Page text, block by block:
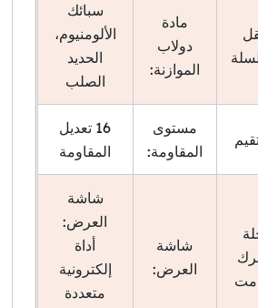
مادة
دولاب
الموازنة:
سبائك
الألومنيوم،
الحديد
الصلب
مستوى
المقاومة:
16 تعديل
المقاومة
شاشة
العرض:
شاشة
العرض:
أداة
إلكترونية
متعددة